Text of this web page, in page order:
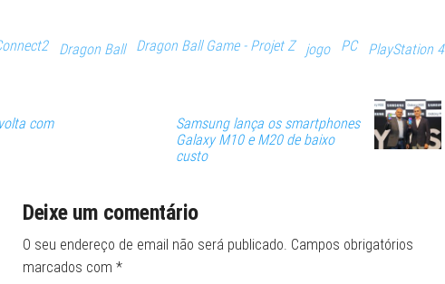
Dragon Ball Dragon Ball Game - Projet Z jogo PC
PlayStation 4
com
Samsung lança os smartphones
Galaxy M10 e M20 de baixo
custo
Deixe um comentário
O seu endereço de email não será publicado. Campos obrigatórios
marcados com *